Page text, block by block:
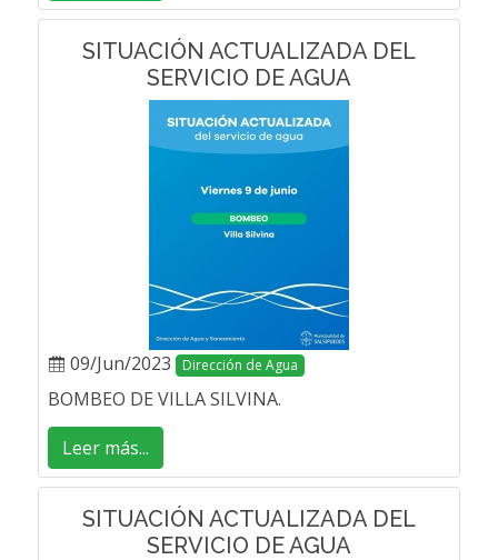
SITUACIÓN ACTUALIZADA DEL
SERVICIO DE AGUA
09/Jun/2023 Dirección de Agua
BOMBEO DE VILLA SILVINA.
Leer más...
SITUACIÓN ACTUALIZADA DEL
SERVICIO DE AGUA